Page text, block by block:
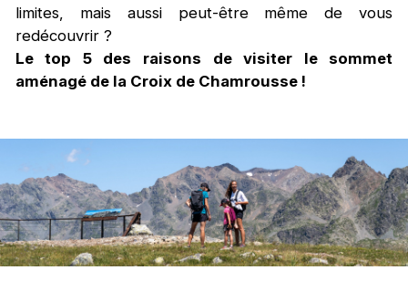
limites, mais aussi peut-être même de vous
redécouvrir ?
Le top 5 des raisons de visiter le sommet
aménagé de la Croix de Chamrousse !